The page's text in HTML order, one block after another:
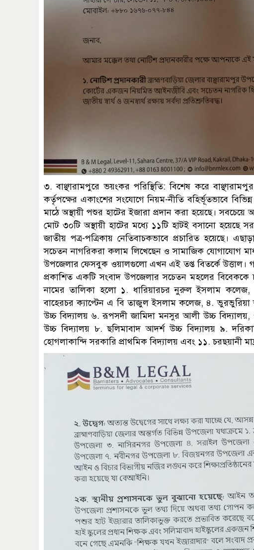
৩. বাঞ্ছারামপুরে ভয়ংকর পরিস্থিতি: বিশেষ করে
কর্তৃপক্ষের একাংশের সংযোগে নিয়ম-নীতি বহির্ভূতভাবে
মাঠে অস্থায়ী পশুর হাটের ইজারা প্রদান করা হয়েছে।
মোট ৩০টি অস্থায়ী হাটের মধ্যে ১১টি হাটই বসানো হয়েছে
জাতীয় পত্র-পত্রিকায় নেতিবাচকভাবে প্রচারিত হয়েছে।
সচেতন নাগরিকরা কলাম লিখেছেন ও সামাজিক যোগাযোগ
উপজেলার ফেসবুক ওয়ালগুলো এখন এই তপ্ত বিতর্কে উত্তাল।
প্রকাশিত একটি সংবাদ উপজেলার সচেতন মহলের বিবেককে
নামের তালিকা হলো ১. ধারিয়ারচর নুরুল ইসলাম
বাহেরচর ক্যাপ্টেন এ বি তাজুল ইসলাম কলেজ, ৪.
উচ্চ বিদ্যালয় ৬. রূপসদী জামিদা মনসুর আলী উচ্চ
উচ্চ বিদ্যালয় ৮. ছলিমাবাদ আদর্শ উচ্চ বিদ্যালয় ৯.
হোগলাকান্দি সরকারি প্রাথমিক বিদ্যালয় এবং ১১. চরছয়ানী